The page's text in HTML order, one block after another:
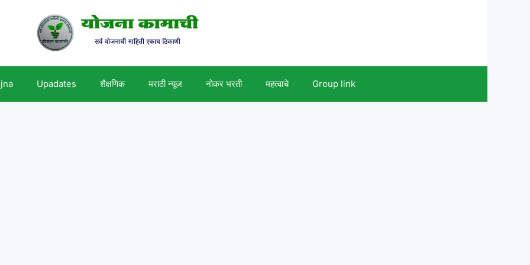
Upadates शैक्षणिक मराठी न्यूज नोकर भरती महत्वाचे Group link